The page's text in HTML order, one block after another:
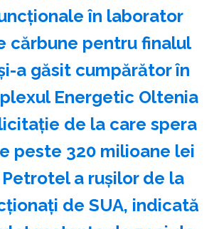
în laborator
cărbune pentru finalul
a găsit cumpărător în
Energetic Oltenia
de la care spera
peste 320 milioane lei
Petrotel a rușilor de la
de SUA, indicată